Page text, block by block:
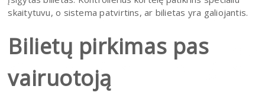
skaitytuvu, o sistema patvirtins, ar bilietas yra galiojantis.
Bilietų pirkimas pas
vairuotoją